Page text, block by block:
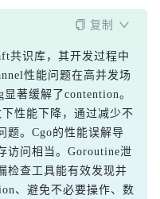
复制
共识库，其开发过程中
性能问题在高并发场
著缓解了contention。
性能下降，通过减少不
题。Cgo的性能误解导
访问相当。Goroutine泄
检查工具能有效发现并
、避免不必要操作、数